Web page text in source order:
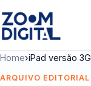
Home›iPad versão 3G
ARQUIVO EDITORIAL